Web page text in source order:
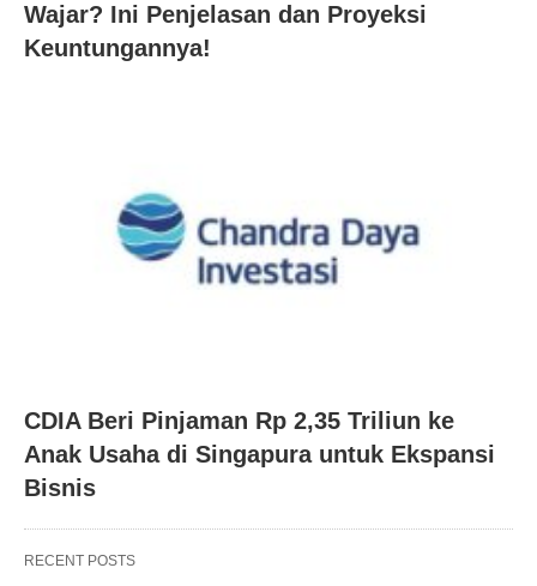
Wajar? Ini Penjelasan dan Proyeksi
Keuntungannya!
CDIA Beri Pinjaman Rp 2,35 Triliun ke
Anak Usaha di Singapura untuk Ekspansi
Bisnis
RECENT POSTS